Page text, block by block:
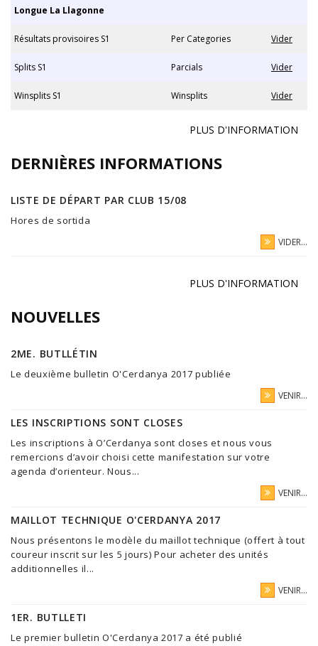
Longue La Llagonne
Résultats provisoires S1 Per Categories Vider
Splits S1 Parcials Vider
Winsplits S1 Winsplits Vider
PLUS D'INFORMATION
DERNIÈRES INFORMATIONS
LISTE DE DÉPART PAR CLUB 15/08
Hores de sortida
VIDER...
PLUS D'INFORMATION
NOUVELLES
2ME. BUTLLÉTIN
Le deuxième bulletin O'Cerdanya 2017 publiée
VENIR...
LES INSCRIPTIONS SONT CLOSES
Les inscriptions à O’Cerdanya sont closes et nous vous
remercions d’avoir choisi cette manifestation sur votre
agenda d’orienteur. Nous...
VENIR...
MAILLOT TECHNIQUE O'CERDANYA 2017
Nous présentons le modèle du maillot technique (offert à tout
coureur inscrit sur les 5 jours) Pour acheter des unités
additionnelles il...
VENIR...
1ER. BUTLLETI
Le premier bulletin O'Cerdanya 2017 a été publié